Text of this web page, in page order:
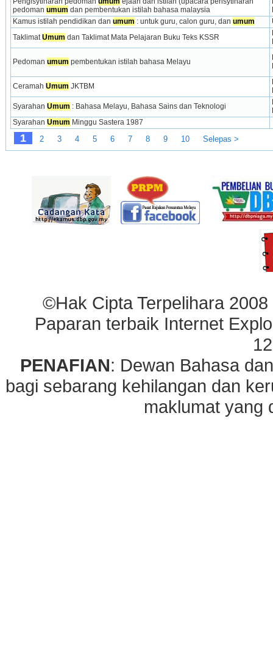
pedoman umum dan pembentukan istilah bahasa malaysia
Kamus istilah pendidikan dan umum : untuk guru, calon guru, dan umum
Taklimat Umum dan Taklimat Mata Pelajaran Buku Teks KSSR
Pedoman umum pembentukan istilah bahasa Melayu
Ceramah Umum JKTBM
Syarahan Umum : Bahasa Melayu, Bahasa Sains dan Teknologi
Syarahan Umum Minggu Sastera 1987
1 2 3 4 5 6 7 8 9 10 Selepas >
©Hak Cipta Terpelihara
Paparan terbaik Internet
PENAFIAN: Dewan Bahasa
bagi sebarang kehilangan dan
maklumat yang